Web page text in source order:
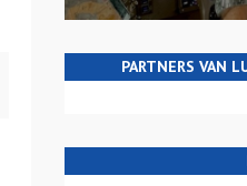
PARTNERS VAN